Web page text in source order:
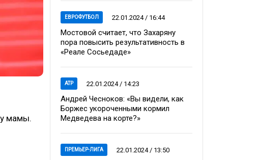
мамы.
ЕВРОФУТБОЛ 22.01.2024 / 16:44
Мостовой считает, что Захаряну
пора повысить результативность в
«Реале Сосьедаде»
ATP 22.01.2024 / 14:23
Андрей Чесноков: «Вы видели, как
Боржес укороченными кормил
Медведева на корте?»
ПРЕМЬЕР-ЛИГА 22.01.2024 / 13:50